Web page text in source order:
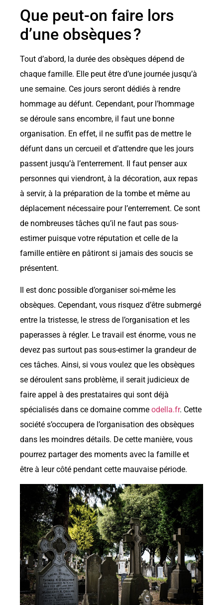
Que peut-on faire lors
d’une obsèques ?
Tout d’abord, la durée des obsèques dépend de
chaque famille. Elle peut être d’une journée jusqu’à
une semaine. Ces jours seront dédiés à rendre
hommage au défunt. Cependant, pour l’hommage
se déroule sans encombre, il faut une bonne
organisation. En effet, il ne suffit pas de mettre le
défunt dans un cercueil et d’attendre que les jours
passent jusqu’à l’enterrement. Il faut penser aux
personnes qui viendront, à la décoration, aux repas
à servir, à la préparation de la tombe et même au
déplacement nécessaire pour l’enterrement. Ce sont
de nombreuses tâches qu’il ne faut pas sous-
estimer puisque votre réputation et celle de la
famille entière en pâtiront si jamais des soucis se
présentent.
Il est donc possible d’organiser soi-même les
obsèques. Cependant, vous risquez d’être submergé
entre la tristesse, le stress de l’organisation et les
paperasses à régler. Le travail est énorme, vous ne
devez pas surtout pas sous-estimer la grandeur de
ces tâches. Ainsi, si vous voulez que les obsèques
se déroulent sans problème, il serait judicieux de
faire appel à des prestataires qui sont déjà
spécialisés dans ce domaine comme odella.fr. Cette
société s’occupera de l’organisation des obsèques
dans les moindres détails. De cette manière, vous
pourrez partager des moments avec la famille et
être à leur côté pendant cette mauvaise période.